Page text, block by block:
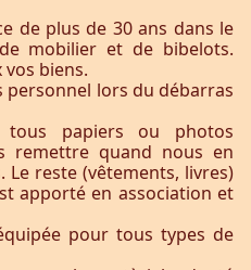
de plus de 30 ans dans le
mobilier et de bibelots.
biens.
personnel lors du débarras
papiers ou photos
remettre quand nous en
reste (vêtements, livres)
apporté en association et
pour tous types de